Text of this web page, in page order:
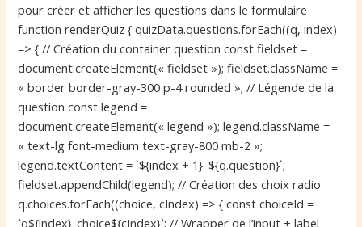
pour créer et afficher les questions dans le formulaire
function renderQuiz { quizData.questions.forEach((q, index)
=> { // Création du container question const fieldset =
document.createElement(« fieldset »); fieldset.className =
« border border-gray-300 p-4 rounded »; // Légende de la
question const legend =
document.createElement(« legend »); legend.className =
« text-lg font-medium text-gray-800 mb-2 »;
legend.textContent = `${index + 1}. ${q.question}`;
fieldset.appendChild(legend); // Création des choix radio
q.choices.forEach((choice, cIndex) => { const choiceId =
`q${index}_choice${cIndex}`; // Wrapper de l’input + label